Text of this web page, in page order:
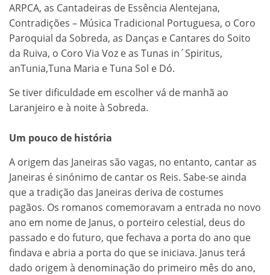
ARPCA, as Cantadeiras de Essência Alentejana,
Contradições – Música Tradicional Portuguesa, o Coro
Paroquial da Sobreda, as Danças e Cantares do Soito
da Ruiva, o Coro Via Voz e as Tunas in´Spiritus,
anTunia,Tuna Maria e Tuna Sol e Dó.
Se tiver dificuldade em escolher vá de manhã ao
Laranjeiro e à noite à Sobreda.
Um pouco de história
A origem das Janeiras são vagas, no entanto, cantar as
Janeiras é sinónimo de cantar os Reis. Sabe-se ainda
que a tradição das Janeiras deriva de costumes
pagãos. Os romanos comemoravam a entrada no novo
ano em nome de Janus, o porteiro celestial, deus do
passado e do futuro, que fechava a porta do ano que
findava e abria a porta do que se iniciava. Janus terá
dado origem à denominação do primeiro mês do ano,